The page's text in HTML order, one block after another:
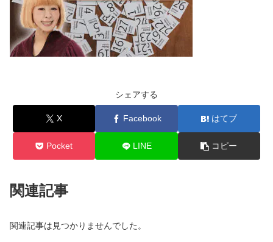
シェアする
X Facebook はてブ
Pocket LINE コピー
関連記事
関連記事は見つかりませんでした。